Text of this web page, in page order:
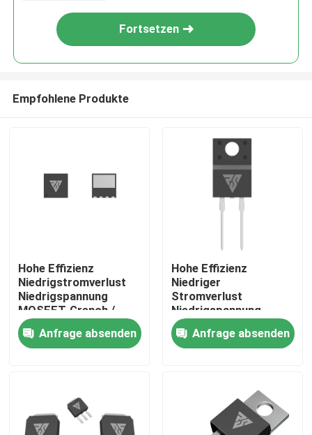
Zu Hause
Über uns
Fortsetzen
Empfohlene Produkte
Hohe Effizienz
Niedrigstromverlust
Niedrigspannung
MOSFET-Grench /
SGT-Prozess
Anfrage absenden
Hohe Effizienz
Niedriger
Stromverlust
Niedrigspannung
MOSFET-Grench/SGT-
ProzessAnfrage absenden